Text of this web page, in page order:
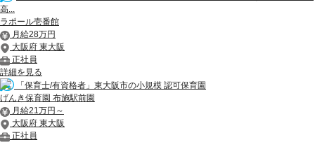
高...
ラポール壱番館
月給28万円
大阪府 東大阪
正社員
詳細を見る
「保育士/有資格者」東大阪市の小規模 認可保育園
げんき保育園 布施駅前園
月給21万円～
大阪府 東大阪
正社員